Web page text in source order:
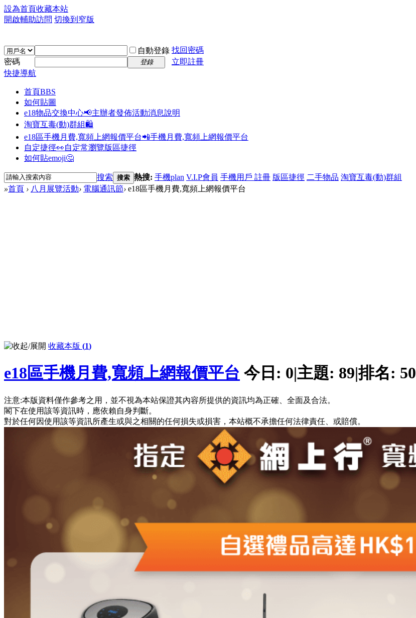
設為首頁收藏本站
開啟輔助訪問 切換到窄版
自動登錄 找回密碼
密碼
登錄
立即註冊
快捷導航
首頁BBS
如何貼圖
e18物品交換中心📢主辦者發佈活動消息說明
淘寶互毒(動)群組🛍️
e18區手機月費,寬頻上網報價平台📲手機月費,寬頻上網報價平台
自定捷徑👀自定常瀏覽版區捷徑
如何貼emoji🤔
搜索 搜索 熱搜: 手機plan V.I.P會員 手機用戶 註冊 版區捷徑 二手物品 淘寶互毒(動)群組
»首頁 › 八月展覽活動› 電腦通訊節› e18區手機月費,寬頻上網報價平台
收藏本版 (1)
e18區手機月費,寬頻上網報價平台 今日: 0|主題: 89|排名: 50
注意:本版資料僅作參考之用，並不視為本站保證其內容所提供的資訊均為正確、全面及合法。
閣下在使用該等資訊時，應依賴自身判斷。
對於任何因使用該等資訊所產生或與之相關的任何損失或損害，本站概不承擔任何法律責任、或賠償。